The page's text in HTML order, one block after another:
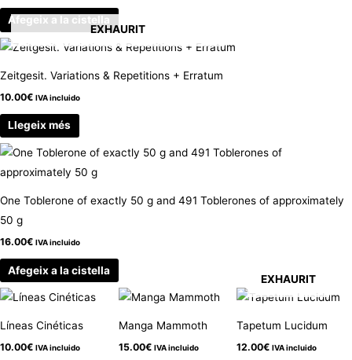
Afegeix a la cistella
EXHAURIT
Zeitgesit. Variations & Repetitions + Erratum
10.00€ IVA incluido
Llegeix més
One Toblerone of exactly 50 g and 491 Toblerones of approximately
50 g
16.00€ IVA incluido
Afegeix a la cistella
Líneas Cinéticas
10.00€ IVA incluido
Manga Mammoth
15.00€ IVA incluido
EXHAURIT
Tapetum Lucidum
12.00€ IVA incluido